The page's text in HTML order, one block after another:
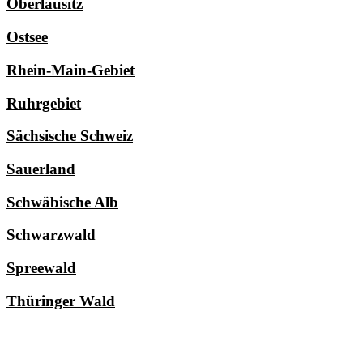
Oberlausitz
Ostsee
Rhein-Main-Gebiet
Ruhrgebiet
Sächsische Schweiz
Sauerland
Schwäbische Alb
Schwarzwald
Spreewald
Thüringer Wald